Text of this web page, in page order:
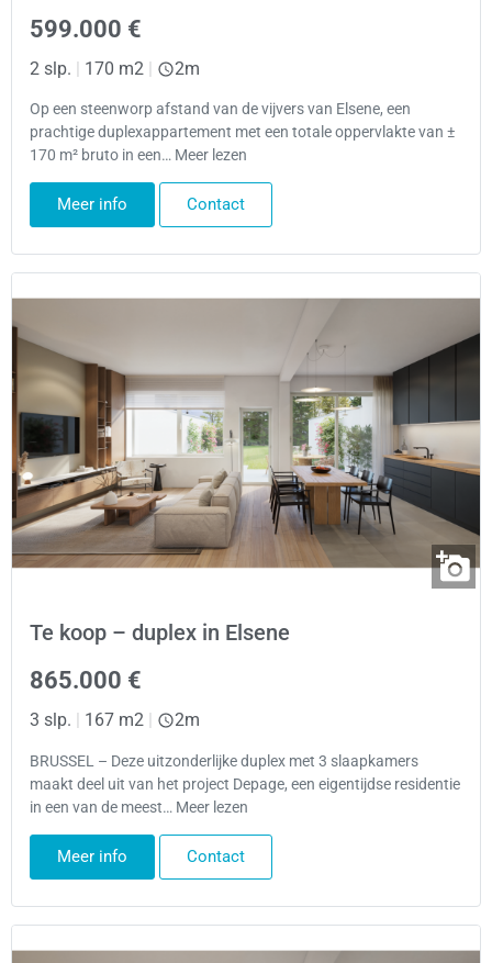
599.000 €
2 slp. | 170 m2 | 2m
Op een steenworp afstand van de vijvers van Elsene, een
prachtige duplexappartement met een totale oppervlakte van ±
170 m² bruto in een… Meer lezen
Meer info Contact
Te koop – duplex in Elsene
865.000 €
3 slp. 167 m2 2m
BRUSSEL – Deze uitzonderlijke duplex met 3 slaapkamers
maakt deel uit van het project Depage, een eigentijdse residentie
in een van de meest… Meer lezen
Meer info Contact